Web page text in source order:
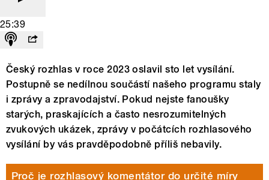
25:39
Český rozhlas v roce 2023 oslavil sto let vysílání.
Postupně se nedílnou součástí našeho programu staly
i zprávy a zpravodajství. Pokud nejste fanoušky
starých, praskajících a často nesrozumitelných
zvukových ukázek, zprávy v počátcích rozhlasového
vysílání by vás pravděpodobně příliš nebavily.
Proč je rozhlasový komentátor do určité míry